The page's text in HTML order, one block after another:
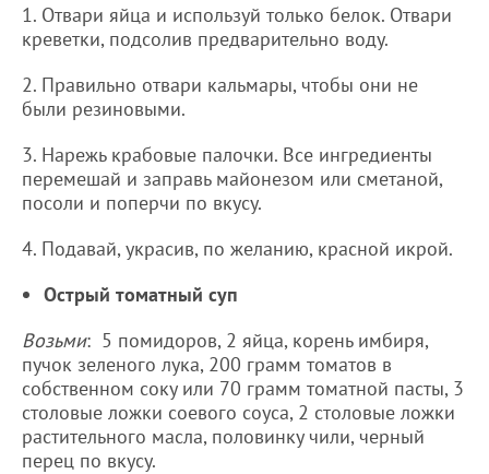
1. Отвари яйца и используй только белок. Отвари
креветки, подсолив предварительно воду.
2. Правильно отвари кальмары, чтобы они не
были резиновыми.
3. Нарежь крабовые палочки. Все ингредиенты
перемешай и заправь майонезом или сметаной,
посоли и поперчи по вкусу.
4. Подавай, украсив, по желанию, красной икрой.
Острый томатный суп
Возьми: 5 помидоров, 2 яйца, корень имбиря,
пучок зеленого лука, 200 грамм томатов в
собственном соку или 70 грамм томатной пасты, 3
столовые ложки соевого соуса, 2 столовые ложки
растительного масла, половинку чили, черный
перец по вкусу.